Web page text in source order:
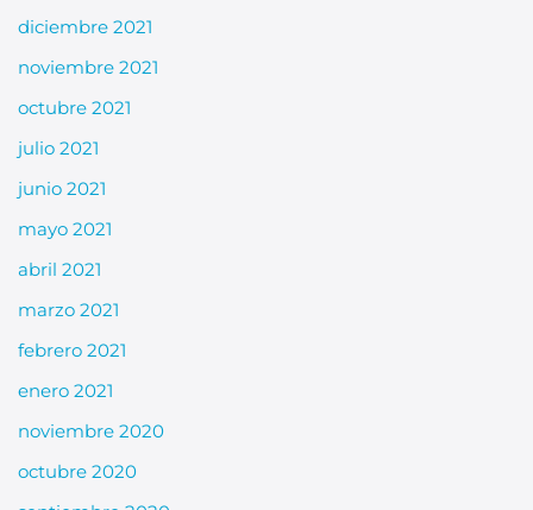
diciembre 2021
noviembre 2021
octubre 2021
julio 2021
junio 2021
mayo 2021
abril 2021
marzo 2021
febrero 2021
enero 2021
noviembre 2020
octubre 2020